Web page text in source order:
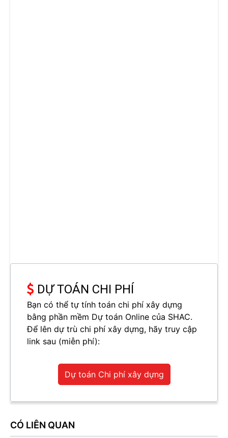
DỰ TOÁN CHI PHÍ
Bạn có thể tự tính toán chi phí xây dựng
bằng phần mềm Dự toán Online của SHAC.
Để lên dự trù chi phí xây dựng, hãy truy cập
link sau (miễn phí):
Dự toán Chi phí xây dựng
CÓ LIÊN QUAN